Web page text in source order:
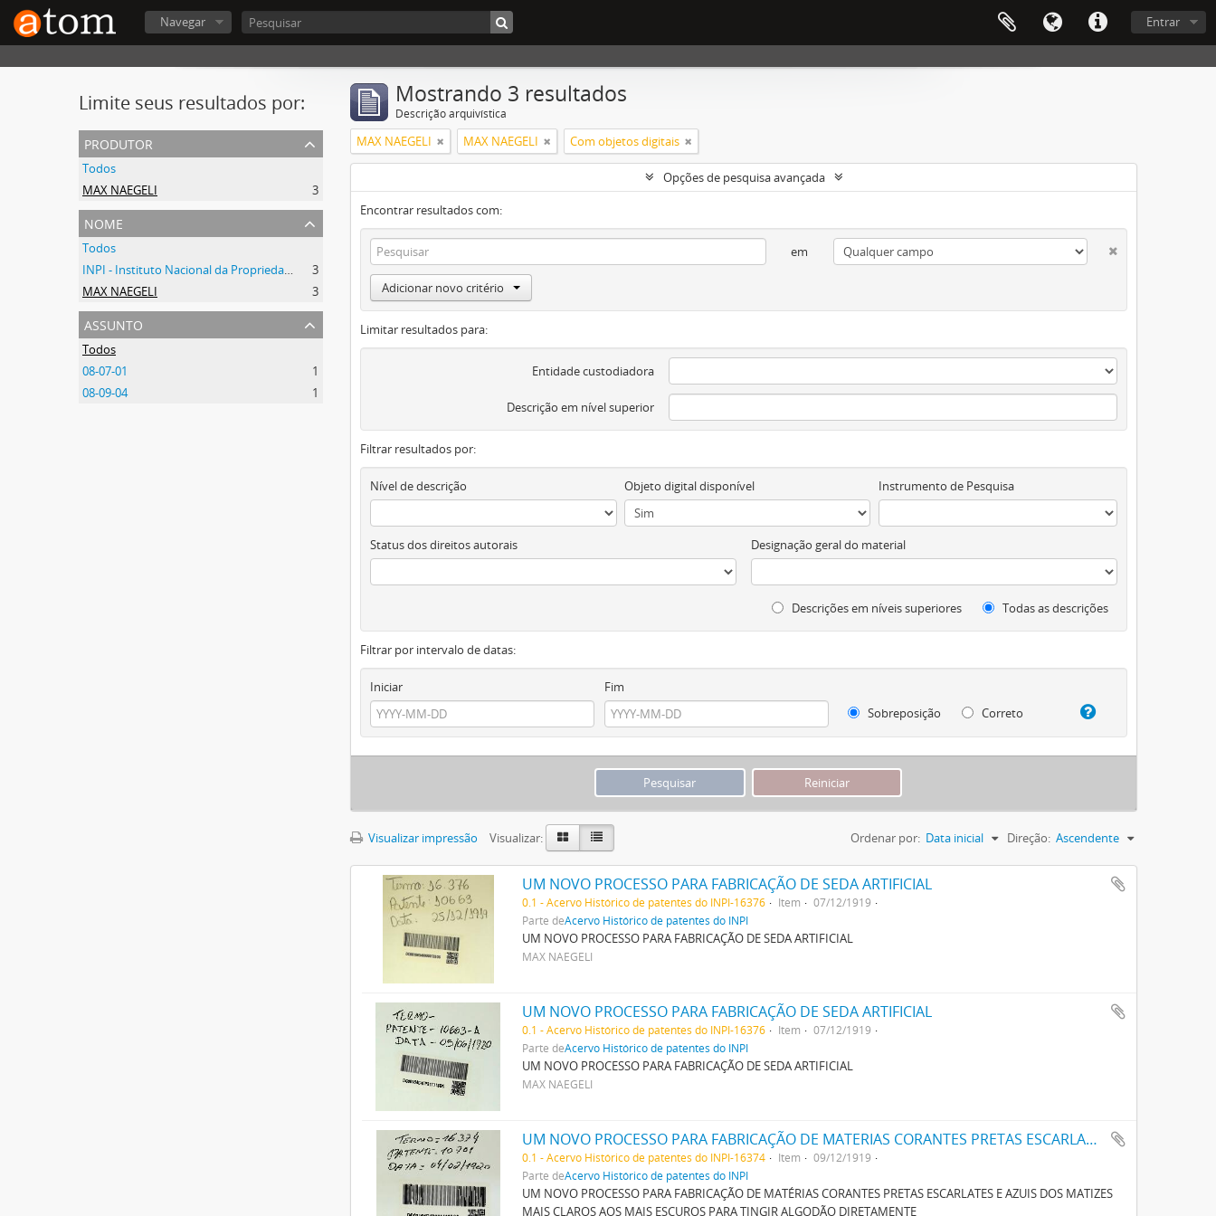
Entrar
Navegar
Limite seus resultados por:
produtor
Todos
MAX NAEGELI
3
nome
Todos
INPI - Instituto Nacional da Propriedade Industrial
3
MAX NAEGELI
3
assunto
Todos
08-07-01
1
08-09-04
1
Mostrando 3 resultados
Descrição arquivística
MAX NAEGELI MAX NAEGELI Com objetos digitais
Opções de pesquisa avançada
Encontrar resultados com:
em
Adicionar novo critério
Limitar resultados para:
Entidade custodiadora
Descrição em nível superior
Filtrar resultados por:
Nível de descrição Objeto digital disponível Instrumento de Pesquisa
Status dos direitos autorais Designação geral do material
Descrições em níveis superiores Todas as descrições
Filtrar por intervalo de datas:
Iniciar
Fim
Sobreposição
Correto
Visualizar impressão Visualizar: Ordenar por: Data inicial Direção: Ascendente
UM NOVO PROCESSO PARA FABRICAÇÃO DE SEDA ARTIFICIAL
0.1 - Acervo Histórico de patentes do INPI-16376 Item
07/12/1919
Parte deAcervo Histórico de patentes do INPI
UM NOVO PROCESSO PARA FABRICAÇÃO DE SEDA ARTIFICIAL
MAX NAEGELI
UM NOVO PROCESSO PARA FABRICAÇÃO DE SEDA ARTIFICIAL
0.1 - Acervo Histórico de patentes do INPI-16376 Item
07/12/1919
Parte deAcervo Histórico de patentes do INPI
UM NOVO PROCESSO PARA FABRICAÇÃO DE SEDA ARTIFICIAL
MAX NAEGELI
UM NOVO PROCESSO PARA FABRICAÇÃO DE MATERIAS CORANTES PRETAS ESCARLATES E AZUIS DOS MATIZES MAIS CLAROS AOS MAIS ESCUROS PARA TINGIR ALGODÃO DIRECTAMENTE
0.1 - Acervo Histórico de patentes do INPI-16374 Item
09/12/1919
Parte deAcervo Histórico de patentes do INPI
UM NOVO PROCESSO PARA FABRICAÇÃO DE MATÉRIAS CORANTES PRETAS ESCARLATES E AZUIS DOS MATIZES
MAIS CLAROS AOS MAIS ESCUROS PARA TINGIR ALGODÃO DIRETAMENTE